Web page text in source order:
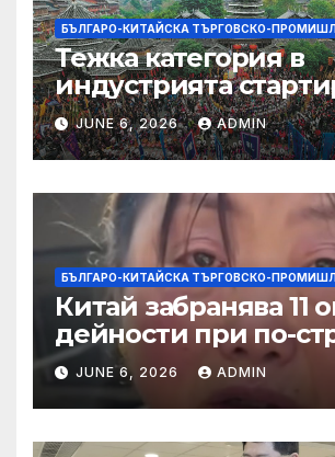
БЪЛГАРО-КИТАЙСКА ТЪРГОВСКО-
Тежка категория в
индустрията
алианс за
слънчева енергия
JUNE 6, 2026 ADMIN
БЪЛГАРО-КИТАЙСКА ТЪРГОВСКО-
Китай забранява 11
дейности при по-
правила за
слуховете и
кибернасилниците
JUNE 6, 2026 ADMIN